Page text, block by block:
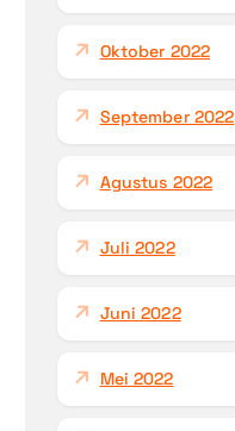
Oktober 2022
September 2022
Agustus 2022
Juli 2022
Juni 2022
Mei 2022